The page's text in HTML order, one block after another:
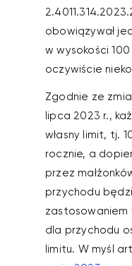
obowiązywał
w wysokości
oczywiście
Zgodnie ze
lipca 2023 r.,
własny limit, tj.
rocznie, a
przez
przychodu
zastosowaniem
dla przychodu
limitu. W myśl